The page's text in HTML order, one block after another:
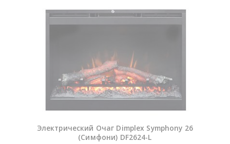
Электрический Очаг Dimplex Symphony 26
(Симфони) DF2624-L